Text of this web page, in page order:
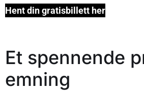
Hent din gratisbillett her
Et spennende
emning